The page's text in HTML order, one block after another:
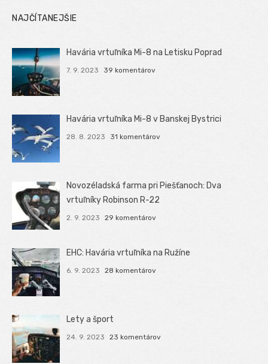
NAJČÍTANEJŠIE
Havária vrtuľníka Mi-8 na Letisku Poprad
7. 9. 2023 39 komentárov
Havária vrtuľníka Mi-8 v Banskej Bystrici
28. 8. 2023 31 komentárov
Novozéladská farma pri Piešťanoch: Dva
vrtuľníky Robinson R-22
2. 9. 2023 29 komentárov
EHC: Havária vrtuľníka na Ružíne
6. 9. 2023 28 komentárov
Lety a šport
24. 9. 2023 23 komentárov